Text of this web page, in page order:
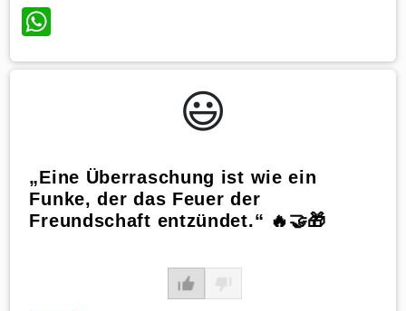
WhatsApp
😃️
„Eine Überraschung ist wie ein
Funke, der das Feuer der
Freundschaft entzündet.“ 🔥🤝🎁